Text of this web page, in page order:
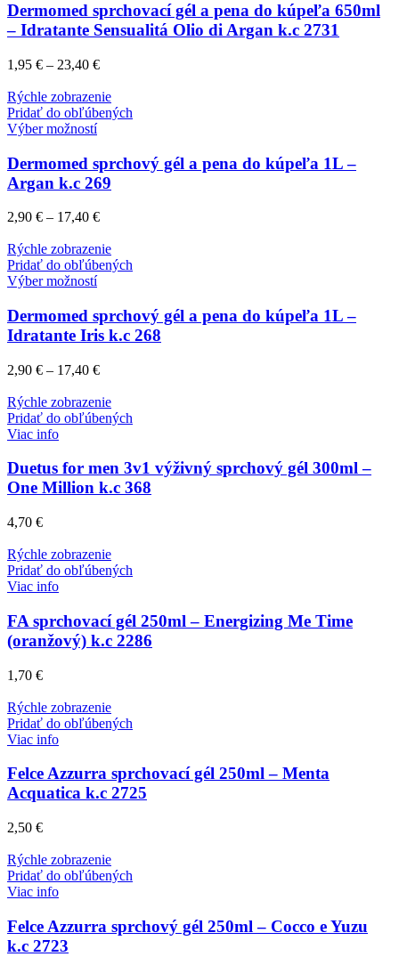
Dermomed sprchovací gél a pena do kúpeľa 650ml
– Idratante Sensualitá Olio di Argan k.c 2731
1,95 € – 23,40 €
Rýchle zobrazenie
Pridať do obľúbených
Výber možností
Dermomed sprchový gél a pena do kúpeľa 1L –
Argan k.c 269
2,90 € – 17,40 €
Rýchle zobrazenie
Pridať do obľúbených
Výber možností
Dermomed sprchový gél a pena do kúpeľa 1L –
Idratante Iris k.c 268
2,90 € – 17,40 €
Rýchle zobrazenie
Pridať do obľúbených
Viac info
Duetus for men 3v1 výživný sprchový gél 300ml –
One Million k.c 368
4,70 €
Rýchle zobrazenie
Pridať do obľúbených
Viac info
FA sprchovací gél 250ml – Energizing Me Time
(oranžový) k.c 2286
1,70 €
Rýchle zobrazenie
Pridať do obľúbených
Viac info
Felce Azzurra sprchovací gél 250ml – Menta
Acquatica k.c 2725
2,50 €
Rýchle zobrazenie
Pridať do obľúbených
Viac info
Felce Azzurra sprchový gél 250ml – Cocco e Yuzu
k.c 2723